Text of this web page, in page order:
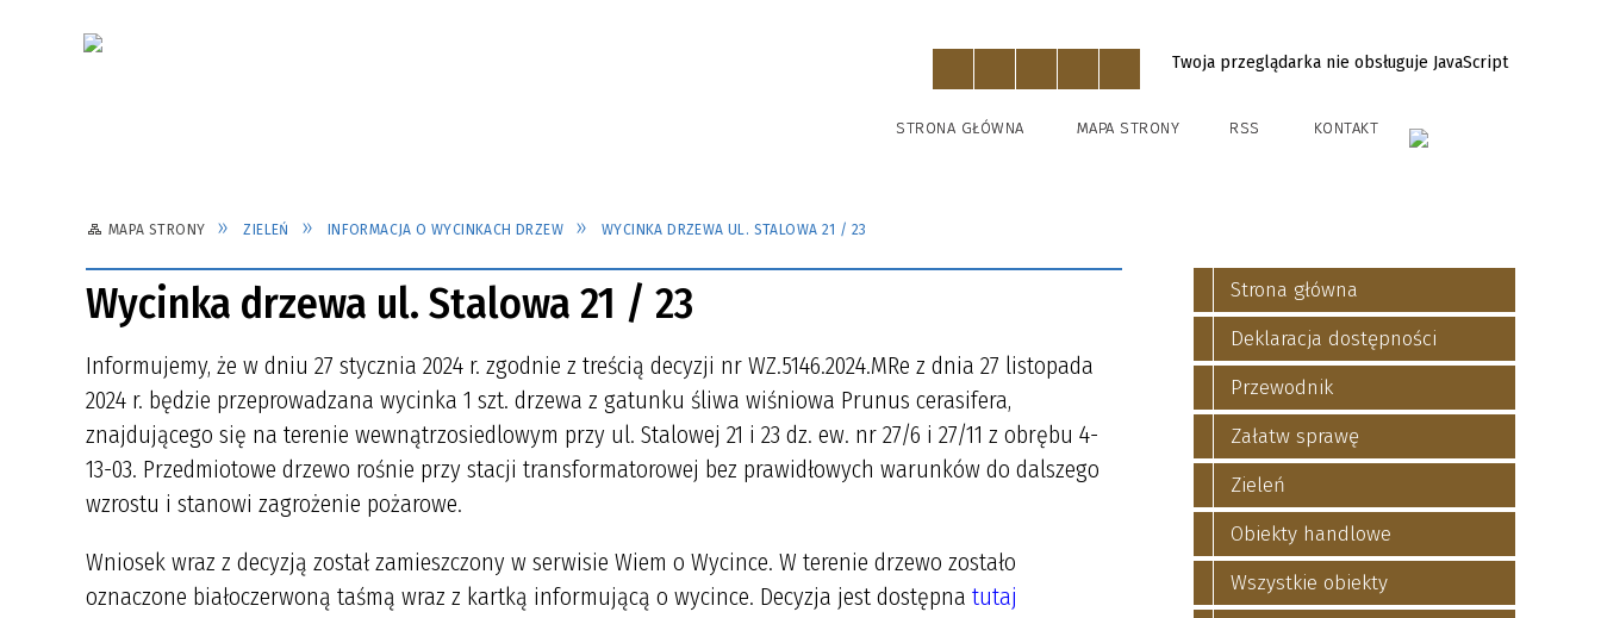
Twoja przeglądarka nie obsługuje JavaScript
STRONA GŁÓWNA MAPA STRONY RSS KONTAKT
MAPA STRONY ZIELEŃ INFORMACJA O WYCINKACH DRZEW WYCINKA DRZEWA UL. STALOWA 21 / 23
Wycinka drzewa ul. Stalowa 21 / 23
Informujemy, że w dniu 27 stycznia 2024 r. zgodnie z treścią decyzji nr WZ.5146.2024.MRe z dnia 27 listopada
2024 r. będzie przeprowadzana wycinka 1 szt. drzewa z gatunku śliwa wiśniowa Prunus cerasifera,
znajdującego się na terenie wewnątrzosiedlowym przy ul. Stalowej 21 i 23 dz. ew. nr 27/6 i 27/11 z obrębu 4-
13-03. Przedmiotowe drzewo rośnie przy stacji transformatorowej bez prawidłowych warunków do dalszego
wzrostu i stanowi zagrożenie pożarowe.
Wniosek wraz z decyzją został zamieszczony w serwisie Wiem o Wycince. W terenie drzewo zostało
oznaczone białoczerwoną taśmą wraz z kartką informującą o wycince. Decyzja jest dostępna tutaj
Strona główna
Deklaracja dostępności
Przewodnik
Załatw sprawę
Zieleń
Obiekty handlowe
Wszystkie obiekty